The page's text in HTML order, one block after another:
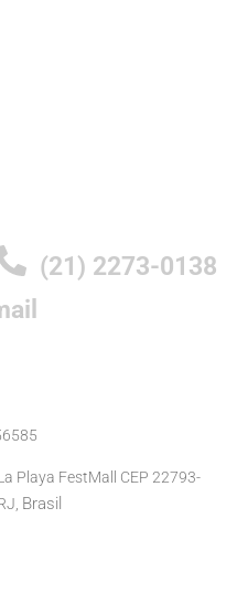
(21) 2273-0138
Playa FestMall CEP 22793-
Brasil